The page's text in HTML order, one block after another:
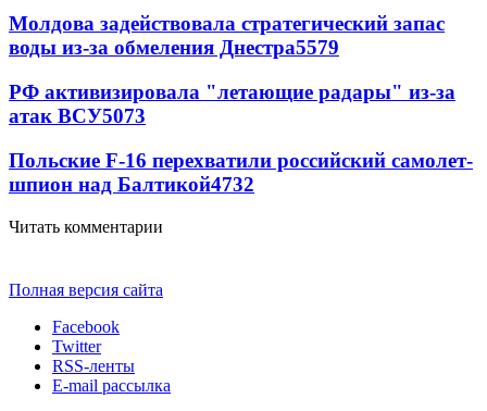
Молдова задействовала стратегический запас
воды из-за обмеления Днестра5579
РФ активизировала "летающие радары" из-за
атак ВСУ5073
Польские F-16 перехватили российский самолет-
шпион над Балтикой4732
Читать комментарии
Полная версия сайта
Facebook
Twitter
RSS-ленты
E-mail рассылка